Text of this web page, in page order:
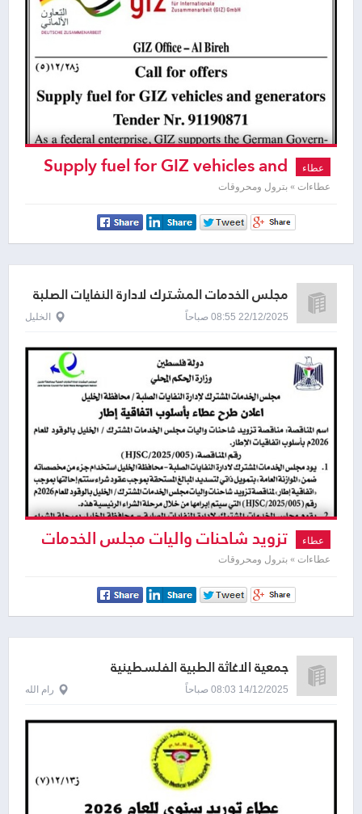
عطاء Supply fuel for GIZ vehicles and
generators
عطاءات » بترول ومحروقات
مجلس الخدمات المشترك لادارة النفايات الصلبة
22/12/2025 08:55 صباحاً الخليل
عطاء تزويد شاحنات واليات مجلس الخدمات
المشترك / الخليل بالوقود للعام 2026
عطاءات » بترول ومحروقات
جمعية الاغاثة الطبية الفلسطينية
14/12/2025 08:03 صباحاً رام الله